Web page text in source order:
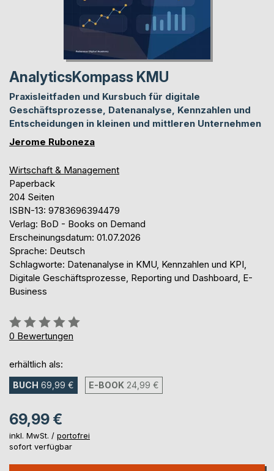
AnalyticsKompass KMU
Praxisleitfaden und Kursbuch für digitale
Geschäftsprozesse, Datenanalyse, Kennzahlen und
Entscheidungen in kleinen und mittleren Unternehmen
Jerome Ruboneza
Wirtschaft & Management
Paperback
204 Seiten
ISBN-13: 9783696394479
Verlag: BoD - Books on Demand
Erscheinungsdatum: 01.07.2026
Sprache: Deutsch
Schlagworte: Datenanalyse in KMU, Kennzahlen und KPI,
Digitale Geschäftsprozesse, Reporting und Dashboard, E-
Business
Bewertung::
0%
0 Bewertungen
erhältlich als:
BUCH 69,99 € E-BOOK 24,99 €
69,99 €
inkl. MwSt. / portofrei
sofort verfügbar